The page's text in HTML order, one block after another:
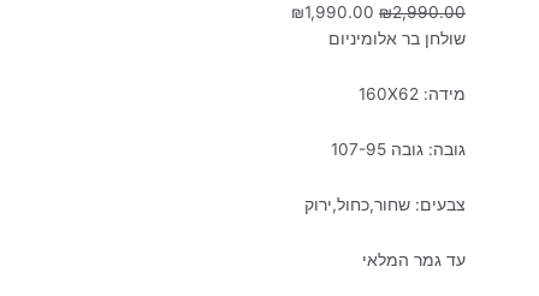
₪2,990.00
₪1,990.00
שולחן בר אלומיניום
מידה: 160X62
גובה: גובה 107-95
צבעים: שחור,כחול,ירוק
עד גמר המלאי